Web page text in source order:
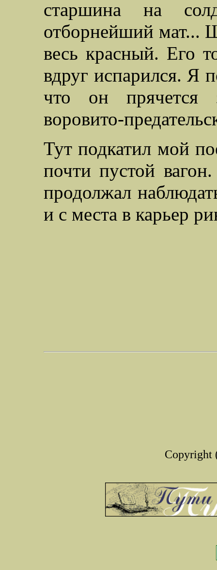
старшина на
отборнейший мат...
весь красный. Его
вдруг испарился. Я
что он прячется
воровито-
Тут подкатил мой
почти пустой
продолжал
и с места в карьер
Copyright